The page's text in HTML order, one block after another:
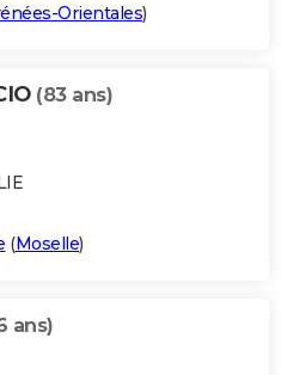
Orientales)
(83 ans)
(Moselle)
ans)